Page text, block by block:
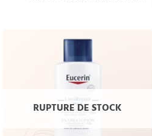
RUPTURE DE STOCK